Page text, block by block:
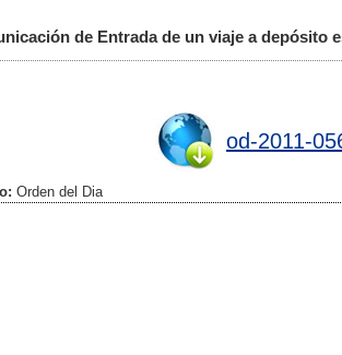
de Entrada de un viaje a depósito
od-2011-
Orden del Dia